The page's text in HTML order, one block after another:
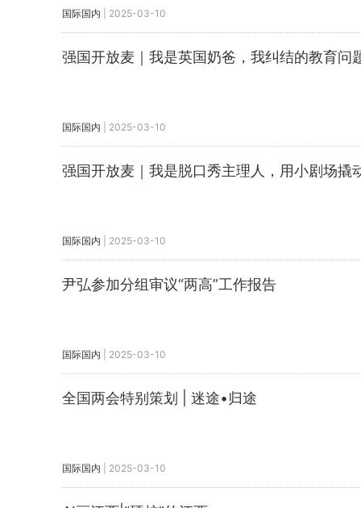
国际国内 2025-03-10
强国开放麦｜我是英国奶爸，我纠结的教育问
国际国内 2025-03-10
强国开放麦｜我是脱口秀主理人，用小剧场撬
国际国内 2025-03-10
尹弘参加分组审议“两高”工作报告
国际国内 2025-03-10
全国两会特别策划 | 迷途•归途
国际国内 2025-03-10